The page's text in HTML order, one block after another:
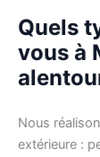
Quels
vous à
Nous
extérieure :